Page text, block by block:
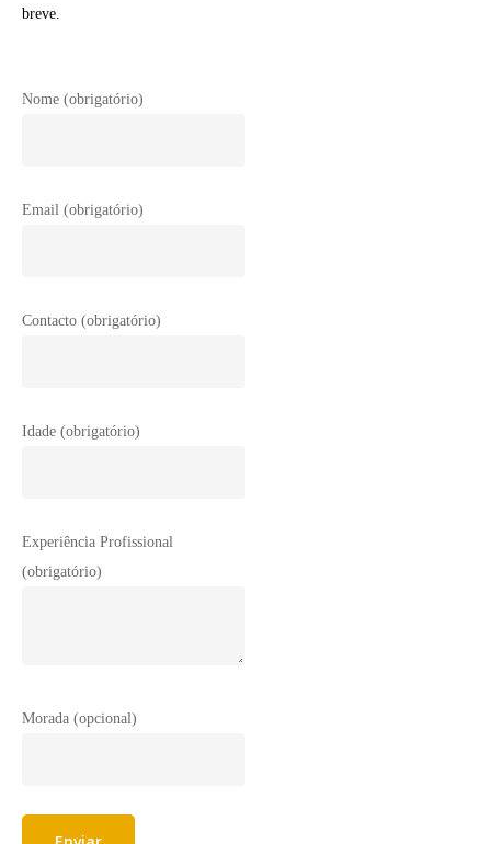
breve.
Nome (obrigatório)
Email (obrigatório)
Contacto (obrigatório)
Idade (obrigatório)
Experiência Profissional
(obrigatório)
Morada (opcional)